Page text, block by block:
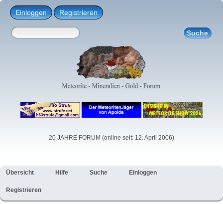
Einloggen Registrieren
20 JAHRE FORUM (online seit: 12. April 2006)
Übersicht Hilfe Suche Einloggen
Registrieren